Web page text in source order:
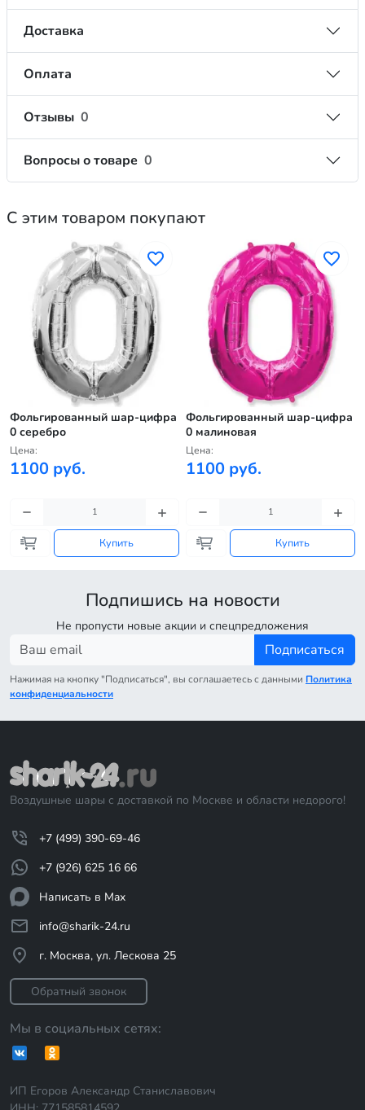
Доставка
Оплата
Отзывы 0
Вопросы о товаре 0
С этим товаром покупают
Фольгированный шар-цифра
0 серебро
Цена:
1100 руб.
Купить
Фольгированный шар-цифра
0 малиновая
Цена:
1100 руб.
Купить
Подпишись на новости
Не пропусти новые акции и спецпредложения
Подписаться
Нажимая на кнопку "Подписаться", вы соглашаетесь с данными Политика
конфиденциальности
Воздушные шары с доставкой по Москве и области недорого!
+7 (499) 390-69-46
+7 (926) 625 16 66
Написать в Max
info@sharik-24.ru
г. Москва, ул. Лескова 25
Обратный звонок
Мы в социальных сетях:
ИП Егоров Александр Станиславович